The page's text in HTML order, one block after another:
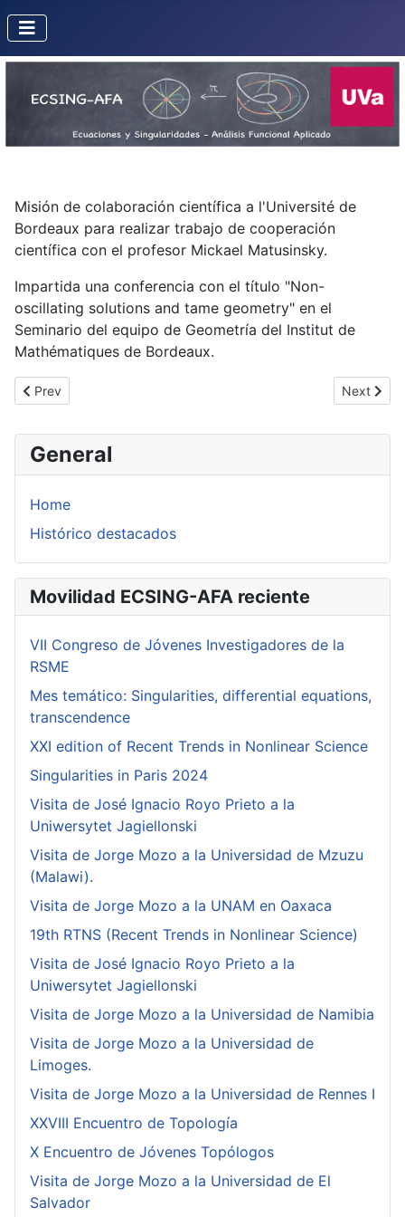
General
Home
Histórico destacados
Movilidad ECSING-AFA reciente
VII Congreso de Jóvenes Investigadores de la
RSME
Mes temático: Singularities, differential equations,
transcendence
XXI edition of Recent Trends in Nonlinear Science
Singularities in Paris 2024
Visita de José Ignacio Royo Prieto a la
Uniwersytet Jagiellonski
Visita de Jorge Mozo a la Universidad de Mzuzu
(Malawi).
Visita de Jorge Mozo a la UNAM en Oaxaca
19th RTNS (Recent Trends in Nonlinear Science)
Visita de José Ignacio Royo Prieto a la
Uniwersytet Jagiellonski
Visita de Jorge Mozo a la Universidad de Namibia
Visita de Jorge Mozo a la Universidad de
Limoges.
Visita de Jorge Mozo a la Universidad de Rennes I
XXVIII Encuentro de Topología
X Encuentro de Jóvenes Topólogos
Visita de Jorge Mozo a la Universidad de El
Salvador
Misión de colaboración científica a l'Université de
Bordeaux para realizar trabajo de cooperación
científica con el profesor Mickael Matusinsky.
Impartida una conferencia con el título "Non-
oscillating solutions and tame geometry" en el
Seminario del equipo de Geometría del Institut de
Mathématiques de Bordeaux.
Previous article: Viaje de Jorge Mozo a París
Prev Next
Next